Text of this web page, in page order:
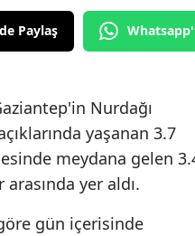
Paylaş
Nurdağı
yaşanan 3.7
meydana gelen
yer aldı.
gün içerisinde